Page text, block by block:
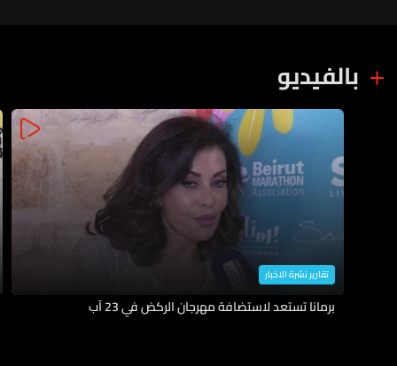
بالفيديو
تقارير نشرة الاخبار
برمانا تستعد لاستضافة مهرجان الركض في 23 آب